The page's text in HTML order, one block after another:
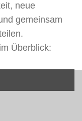
neue
gemeinsam
Überblick: